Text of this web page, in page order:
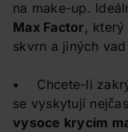
na make-up.
Max Factor, který
skvrn a jiných
• Chcete-li
se vyskytují
vysoce krycím